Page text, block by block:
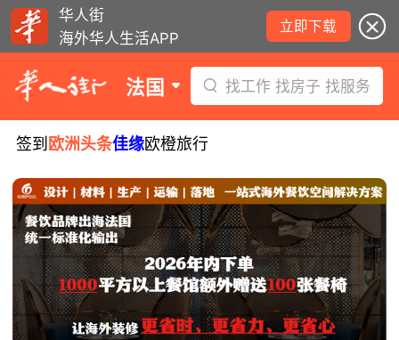
华人街
海外华人生活APP
立即下载
法国 找工作 找房子 找服务
签到 欧洲头条佳缘欧橙旅行